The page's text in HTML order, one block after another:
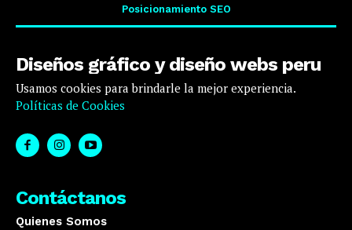
Posicionamiento SEO
Diseños gráfico y diseño webs peru
Usamos cookies para brindarle la mejor experiencia.
Políticas de Cookies
Contáctanos
Quienes Somos